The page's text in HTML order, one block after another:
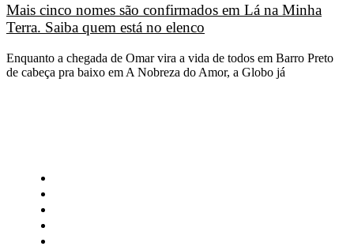
Mais cinco nomes são confirmados em Lá na Minha
Terra. Saiba quem está no elenco
Enquanto a chegada de Omar vira a vida de todos em Barro Preto
de cabeça pra baixo em A Nobreza do Amor, a Globo já